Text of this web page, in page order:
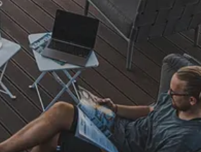
„- Retouren Bearbeitung wurde
umgehend erledigt“
04.08.2026